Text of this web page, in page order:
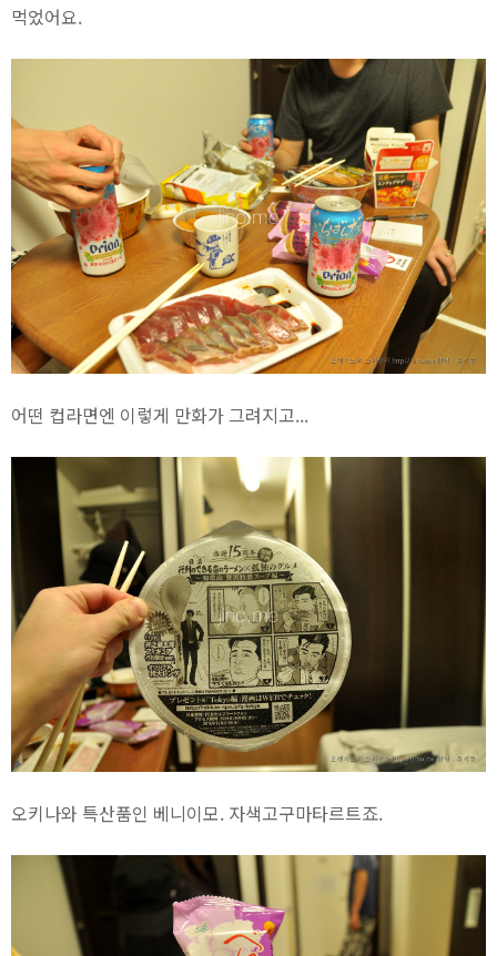
먹었어요.
어떤 컵라면엔 이렇게 만화가 그려지고...
오키나와 특산품인 베니이모. 자색고구마타르트죠.